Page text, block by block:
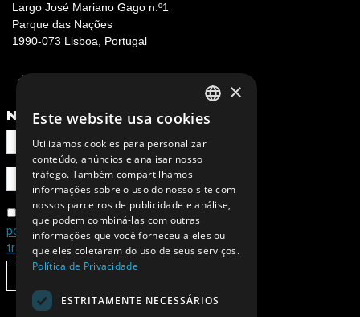
Largo José Mariano Gago n.º1
Parque das Nações
1990-073 Lisboa, Portugal
NEWSLETTER
Concordo com a
política de privacidade e de
tratamento de dados pessoais
PORTUGUESE
ENGLISH
×
Este website usa cookies
Utilizamos cookies para personalizar
conteúdo, anúncios e analisar nosso
tráfego. Também compartilhamos
informações sobre o uso do nosso site com
nossos parceiros de publicidade e análise,
que podem combiná-las com outras
informações que você forneceu a eles ou
que eles coletaram do uso de seus serviços.
Política de Privacidade
ESTRITAMENTE NECESSÁRIOS